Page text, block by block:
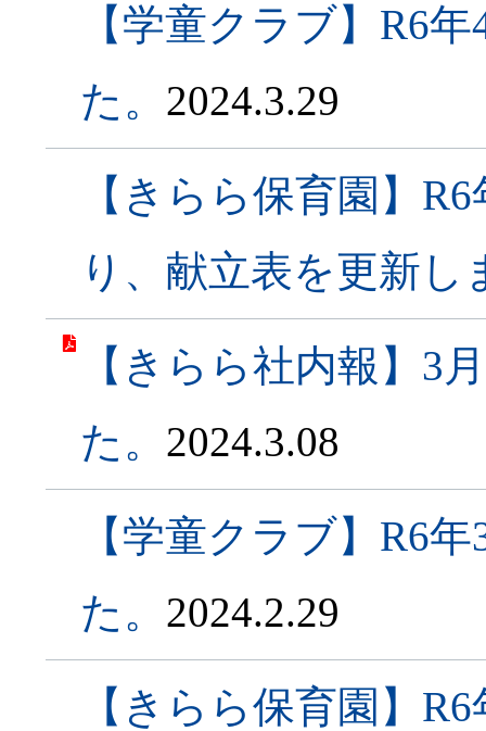
【学童クラブ】R6
た。 2024.3.29
【きらら保育園】
り、献立表を更新し
【きらら社内報】3
た。 2024.3.08
【学童クラブ】R6
た。 2024.2.29
【きらら保育園】